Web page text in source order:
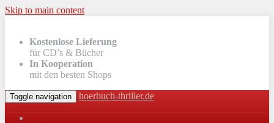
Skip to main content
Kostenlose Lieferung
für CD’s & Bücher
In Kooperation
mit den besten Shops
Toggle navigation hoerbuch-thriller.de